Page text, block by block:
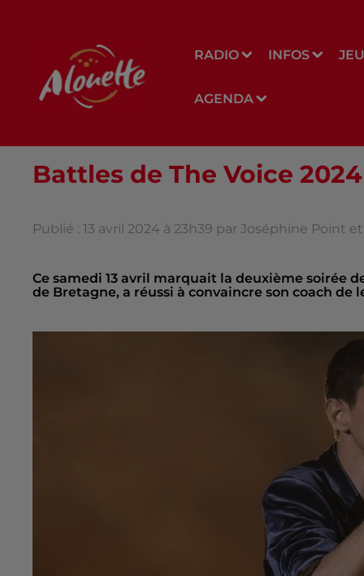
RADIO INFOS
AGENDA
Battles de The Voice
Publié : 13 avril 2024 à 23h39 par Joséphine Point
Ce samedi 13 avril marquait la deuxième soirée
de Bretagne, a réussi à convaincre son coach